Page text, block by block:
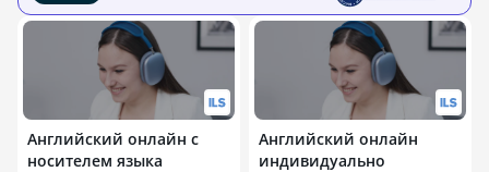
Английский онлайн с
носителем языка
Английский онлайн
индивидуально